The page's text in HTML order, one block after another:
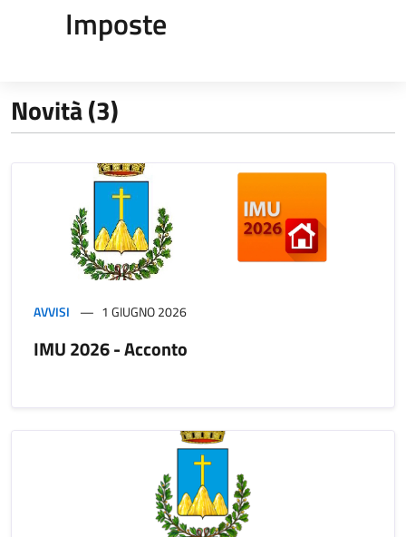
Imposte
Novità (3)
AVVISI 1 GIUGNO 2026
IMU 2026 - Acconto